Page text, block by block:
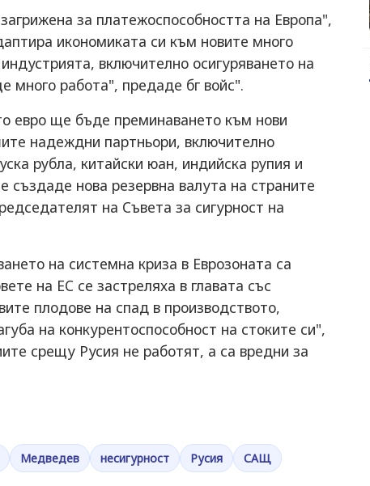
за платежоспособността на Европа",
икономиката си към новите много
включително осигуряването на
много работа", предаде бг войс".
евро ще бъде преминаването към нови
надеждни партньори, включително
рубла, китайски юан, индийска рупия и
нова резервна валута на страните
на Съвета за сигурност на
на системна криза в Еврозоната са
на ЕС се застреляха в главата със
плодове на спад в производството,
на конкурентоспособност на стоките си",
срещу Русия не работят, а са вредни за
Медведев несигурност Русия САЩ